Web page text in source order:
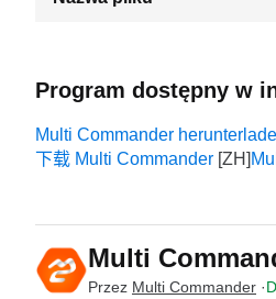
Program dostępny w
Multi Commander
下载 Multi Commander
Multi
Przez Multi Commander